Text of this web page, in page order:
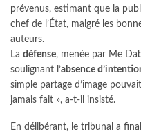
prévenus, estimant que la
chef de l’État, malgré les
auteurs.
La défense, menée par Me
soulignant l’absence
simple partage d’image
jamais fait », a-t-il insisté.
En délibérant, le tribunal a